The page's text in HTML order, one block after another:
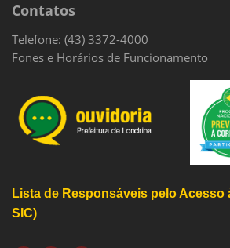
Contatos
Telefone: (43) 3372-4000
Fones e Horários de Funcionamento
Lista de Responsáveis pelo Acesso
SIC)